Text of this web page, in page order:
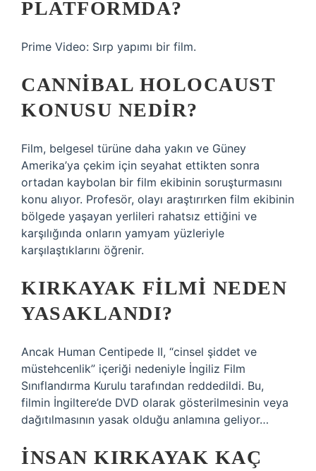
PLATFORMDA?
Prime Video: Sırp yapımı bir film.
CANNIBAL HOLOCAUST
KONUSU NEDIR?
Film, belgesel türüne daha yakın ve Güney
Amerika’ya çekim için seyahat ettikten sonra
ortadan kaybolan bir film ekibinin soruşturmasını
konu alıyor. Profesör, olayı araştırırken film ekibinin
bölgede yaşayan yerlileri rahatsız ettiğini ve
karşılığında onların yamyam yüzleriyle
karşılaştıklarını öğrenir.
KIRKAYAK FILMI NEDEN
YASAKLANDI?
Ancak Human Centipede II, “cinsel şiddet ve
müstehcenlik” içeriği nedeniyle İngiliz Film
Sınıflandırma Kurulu tarafından reddedildi. Bu,
filmin İngiltere’de DVD olarak gösterilmesinin veya
dağıtılmasının yasak olduğu anlamına geliyor…
İNSAN KIRKAYAK KAÇ